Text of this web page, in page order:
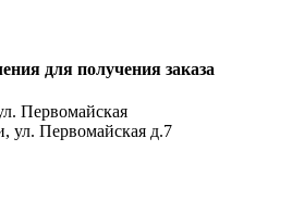
для получения заказа
Первомайская
ул. Первомайская д.7